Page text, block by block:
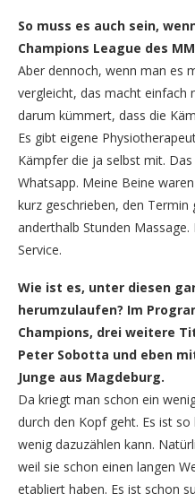
So muss es auch sein,
Champions League des
Aber dennoch, wenn man es
vergleicht, das macht einfach
darum kümmert, dass die
Es gibt eigene
Kämpfer die ja selbst mit.
Whatsapp. Meine Beine
kurz geschrieben, den
anderthalb Stunden
Service.
Wie ist es, unter diesen
herumzulaufen? Im
Champions, drei weitere
Peter Sobotta und eben
Junge aus Magdeburg.
Da kriegt man schon ein
durch den Kopf geht. Es ist
wenig dazuzählen kann.
weil sie schon einen langen
etabliert haben. Es ist schon